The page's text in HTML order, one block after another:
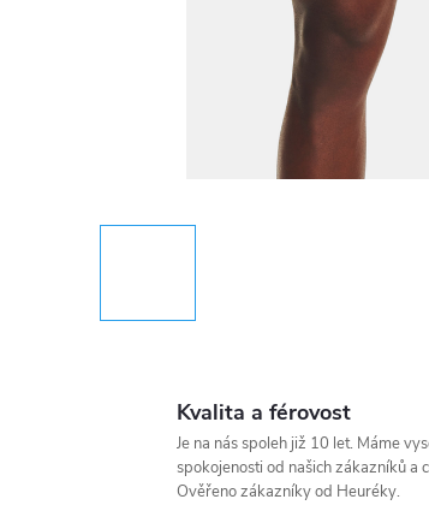
Kvalita a férovost
Je na nás spoleh již 10 let. Máme
spokojenosti od našich zákazníků a
Ověřeno zákazníky od Heuréky.